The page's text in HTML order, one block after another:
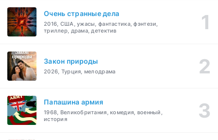
Очень странные дела
2016, США, ужасы, фантастика, фэнтези,
триллер, драма, детектив
Закон природы
2026, Турция, мелодрама
Папашина армия
1968, Великобритания, комедия, военный,
история